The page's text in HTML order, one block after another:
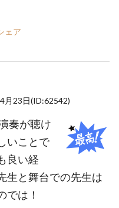
ェア
月23日(ID:62542)
奏が聴け
いことで
良い経
生と舞台での先生は
では！